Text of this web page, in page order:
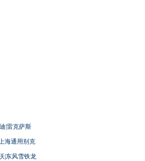
|雷克萨斯
上海通用别克
|东风雪铁龙